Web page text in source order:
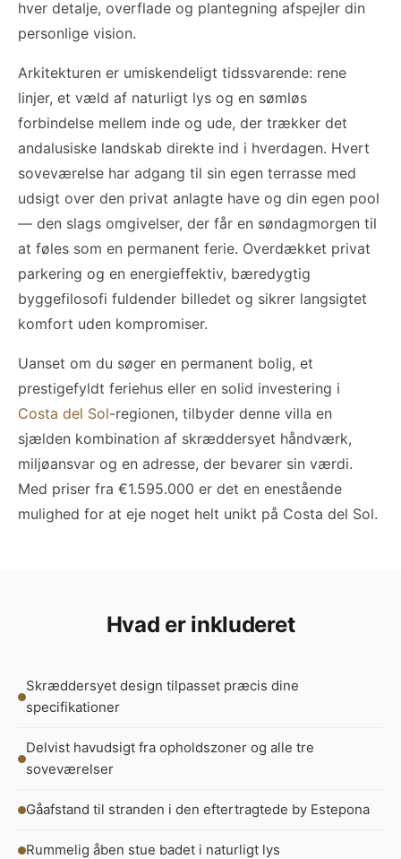
hver detalje, overflade og plantegning afspejler din
personlige vision.
Arkitekturen er umiskendeligt tidssvarende: rene
linjer, et væld af naturligt lys og en sømløs
forbindelse mellem inde og ude, der trækker det
andalusiske landskab direkte ind i hverdagen. Hvert
soveværelse har adgang til sin egen terrasse med
udsigt over den privat anlagte have og din egen pool
— den slags omgivelser, der får en søndagmorgen til
at føles som en permanent ferie. Overdækket privat
parkering og en energieffektiv, bæredygtig
byggefilosofi fuldender billedet og sikrer langsigtet
komfort uden kompromiser.
Uanset om du søger en permanent bolig, et
prestigefyldt feriehus eller en solid investering i
Costa del Sol-regionen, tilbyder denne villa en
sjælden kombination af skræddersyet håndværk,
miljøansvar og en adresse, der bevarer sin værdi.
Med priser fra €1.595.000 er det en enestående
mulighed for at eje noget helt unikt på Costa del Sol.
Hvad er inkluderet
Skræddersyet design tilpasset præcis dine
specifikationer
Delvist havudsigt fra opholdszoner og alle tre
soveværelser
Gåafstand til stranden i den eftertragtede by Estepona
Rummelig åben stue badet i naturligt lys